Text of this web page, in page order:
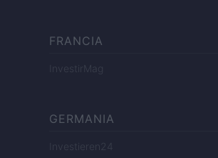
FRANCIA
InvestirMag
GERMANIA
Investieren24